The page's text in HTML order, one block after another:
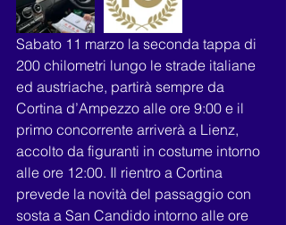
Sabato 11 marzo la seconda tappa di
200 chilometri lungo le strade italiane
ed austriache, partirà sempre da
Cortina d’Ampezzo alle ore 9:00 e il
primo concorrente arriverà a Lienz,
accolto da figuranti in costume intorno
alle ore 12:00. Il rientro a Cortina
prevede la novità del passaggio con
sosta a San Candido intorno alle ore